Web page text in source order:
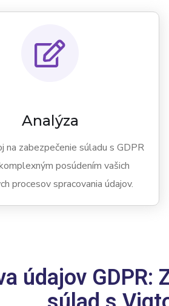
Analýza
na zabezpečenie súladu s GDPR
posúdením vašich
procesov spracovania údajov.
údajov GDPR: